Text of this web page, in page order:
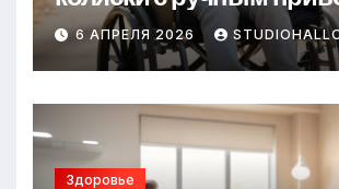
6 АПРЕЛЯ 2026
Здоровье